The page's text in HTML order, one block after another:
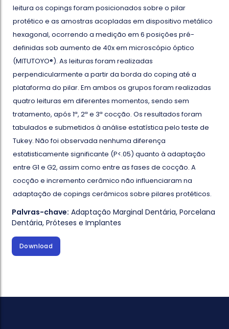
leitura os copings foram posicionados sobre o pilar
protético e as amostras acopladas em dispositivo metálico
hexagonal, ocorrendo a medição em 6 posições pré-
definidas sob aumento de 40x em microscópio óptico
(MITUTOYO®). As leituras foram realizadas
perpendicularmente a partir da borda do coping até a
plataforma do pilar. Em ambos os grupos foram realizadas
quatro leituras em diferentes momentos, sendo sem
tratamento, após 1ª, 2ª e 3ª cocção. Os resultados foram
tabulados e submetidos à análise estatística pelo teste de
Tukey. Não foi observada nenhuma diferença
estatisticamente significante (P<.05) quanto à adaptação
entre G1 e G2, assim como entre as fases de cocção. A
cocção e incremento cerâmico não influenciaram na
adaptação de copings cerâmicos sobre pilares protéticos.
Palvras-chave: Adaptação Marginal Dentária,Porcelana
Dentária,Próteses e Implantes
Download